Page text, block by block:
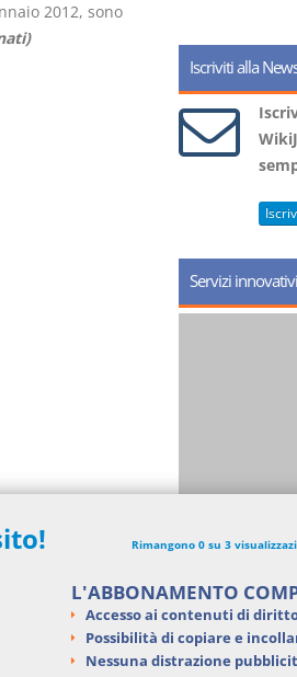
2012, sono
Iscriviti alla
Servizi innovativi
Rimangono 0 su 3
L'ABBONAMENTO
Accesso ai contenuti di
Possibilità di copiare e
Nessuna distrazione